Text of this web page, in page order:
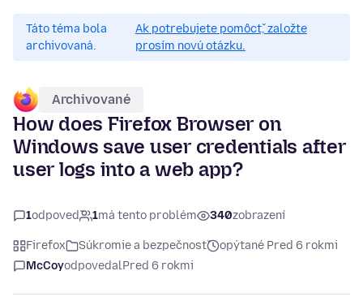
Táto téma bola
archivovaná.
Ak potrebujete pomôcť, založte
prosím novú otázku.
Archivované
How does Firefox Browser on
Windows save user credentials after
user logs into a web app?
1odpoveď 1má tento problém 340zobrazení
Firefox Súkromie a bezpečnosť
opýtané Pred 6 rokmi
McCoyodpovedalPred 6 rokmi